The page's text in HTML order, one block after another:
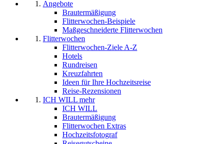
Angebote
Brautermäßigung
Flitterwochen-Beispiele
Maßgeschneiderte Flitterwochen
Flitterwochen
Flitterwochen-Ziele A-Z
Hotels
Rundreisen
Kreuzfahrten
Ideen für Ihre Hochzeitsreise
Reise-Rezensionen
ICH WILL mehr
ICH WILL
Brautermäßigung
Flitterwochen Extras
Hochzeitsfotograf